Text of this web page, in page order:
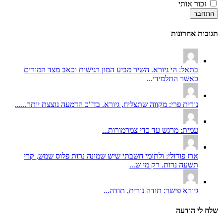
זכור אותי
התחבר
תגובות אחרונות
בתאל: הי גיורא. השיר מביע המון רגישות וכאב מצד המורים
כאשר התלמידי...
נורית פרי: מקווה שתצליח, גיורא. בד"כ הדמעה נוצצת יותר......
עמית: מרגש עד כדי צמרמורות...
ארז פודולי: ולתומי חשבתי שיש שמונה נרות פלוס שמש, קרי
תשעה נרות. רק מי ש...
גיורא פישר: תודה נורית, תודה...
שלח לי הודעה